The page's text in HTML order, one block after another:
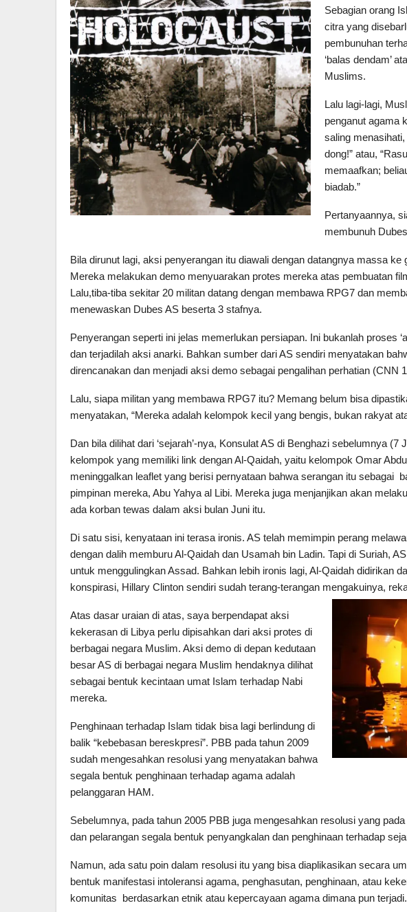
Sebagian orang
citra yang
pembunuhan
‘balas dendam’
Muslims.
Lalu lagi-lagi,
penganut agama
saling
dong!” atau,
memaafkan;
biadab.”
Pertanyaannya,
membunuh
Bila dirunut lagi, aksi penyerangan itu diawali dengan datangnya massa
Mereka melakukan demo menyuarakan protes mereka atas pembuatan
Lalu,tiba-tiba sekitar 20 militan datang dengan membawa RPG7 dan
menewaskan Dubes AS beserta 3 stafnya.
Penyerangan seperti ini jelas memerlukan persiapan. Ini bukanlah proses
dan terjadilah aksi anarki. Bahkan sumber dari AS sendiri menyatakan
direncanakan dan menjadi aksi demo sebagai pengalihan perhatian (CNN
Lalu, siapa militan yang membawa RPG7 itu? Memang belum bisa
menyatakan, “Mereka adalah kelompok kecil yang bengis, bukan rakyat
Dan bila dilihat dari ‘sejarah’-nya, Konsulat AS di Benghazi sebelumnya
kelompok yang memiliki link dengan Al-Qaidah, yaitu kelompok Omar
meninggalkan leaflet yang berisi pernyataan bahwa serangan itu sebagai
pimpinan mereka, Abu Yahya al Libi. Mereka juga menjanjikan akan
ada korban tewas dalam aksi bulan Juni itu.
Di satu sisi, kenyataan ini terasa ironis. AS telah memimpin perang
dengan dalih memburu Al-Qaidah dan Usamah bin Ladin. Tapi di Suriah,
untuk menggulingkan Assad. Bahkan lebih ironis lagi, Al-Qaidah didirikan
konspirasi, Hillary Clinton sendiri sudah terang-terangan mengakuinya,
Atas dasar uraian di atas, saya berpendapat aksi
kekerasan di Libya perlu dipisahkan dari aksi protes di
berbagai negara Muslim. Aksi demo di depan kedutaan
besar AS di berbagai negara Muslim hendaknya dilihat
sebagai bentuk kecintaan umat Islam terhadap Nabi
mereka.
Penghinaan terhadap Islam tidak bisa lagi berlindung di
balik “kebebasan bereskpresi”. PBB pada tahun 2009
sudah mengesahkan resolusi yang menyatakan bahwa
segala bentuk penghinaan terhadap agama adalah
pelanggaran HAM.
Sebelumnya, pada tahun 2005 PBB juga mengesahkan resolusi yang pada
dan pelarangan segala bentuk penyangkalan dan penghinaan terhadap
Namun, ada satu poin dalam resolusi itu yang bisa diaplikasikan secara
bentuk manifestasi intoleransi agama, penghasutan, penghinaan, atau
komunitas berdasarkan etnik atau kepercayaan agama dimana pun